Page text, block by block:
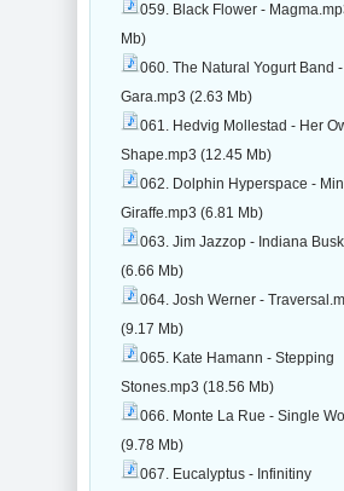
059. Black Flower -
Mb)
060. The Natural Yogurt Band
Gara.mp3 (2.63 Mb)
061. Hedvig Mollestad - Her
Shape.mp3 (12.45 Mb)
062. Dolphin Hyperspace -
Giraffe.mp3 (6.81 Mb)
063. Jim Jazzop - Indiana
(6.66 Mb)
064. Josh Werner -
(9.17 Mb)
065. Kate Hamann - Stepping
Stones.mp3 (18.56 Mb)
066. Monte La Rue - Single
(9.78 Mb)
067. Eucalyptus - Infinitiny